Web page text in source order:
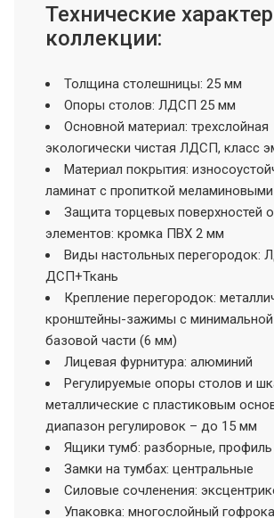
Технические
коллекции:
Толщина столешницы: 25 мм
Опоры столов: ЛДСП 25 мм
Основной материал: трехслойная
экологически чистая ЛДСП, класс
Материал покрытия:
ламинат с пропиткой
Защита торцевых поверхностей
элементов: кромка ПВХ 2 мм
Виды настольных перегородок:
ДСП+Ткань
Крепление перегородок:
кронштейны-зажимы с
базовой части (6 мм)
Лицевая фурнитура: алюминий
Регулируемые опоры столов и
металлические с пластиковым
диапазон регулировок – до 15 мм
Ящики тумб: разборные,
Замки на тумбах: центральные
Силовые сочленения:
Упаковка: многослойный